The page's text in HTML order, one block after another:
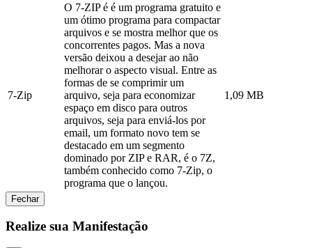
7-Zip
O 7-ZIP é é um programa gratuito e
um ótimo programa para compactar
arquivos e se mostra melhor que os
concorrentes pagos. Mas a nova
versão deixou a desejar ao não
melhorar o aspecto visual. Entre as
formas de se comprimir um
arquivo, seja para economizar
espaço em disco para outros
arquivos, seja para enviá-los por
email, um formato novo tem se
destacado em um segmento
dominado por ZIP e RAR, é o 7Z,
também conhecido como 7-Zip, o
programa que o lançou.
1,09 MB
Fechar
Realize sua Manifestação